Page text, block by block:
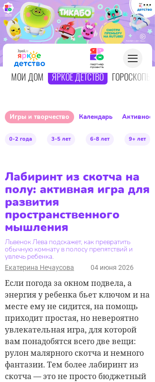
МОЙ ДОМ ЯРКОЕ ДЕТСТВО ГОРОСКОПЫ
Игры и творчество Календарь Активное
0-2 года 3-5 лет 6-8 лет 9+ лет
Лабиринт из скотча на
полу: активная игра для
развития
пространственного
мышления
Львенок Лева подскажет, как превратить
обычную комнату в полосу препятствий и
увлечь ребенка.
Екатерина Нечаусова 04 июня 2026
Если погода за окном подвела, а
энергия у ребенка бьет ключом и на
месте ему не сидится, на помощь
приходит простая, но невероятно
увлекательная игра, для которой
вам понадобятся всего две вещи:
рулон малярного скотча и немного
фантазии. Тем более лабиринт из
скотча — это не просто бюджетный